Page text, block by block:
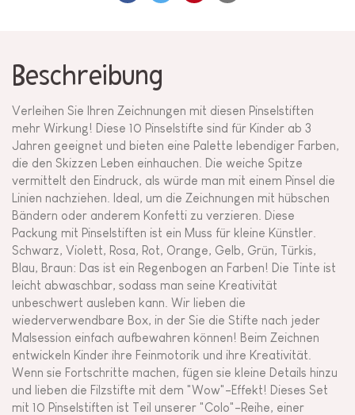
Beschreibung
Verleihen Sie Ihren Zeichnungen mit diesen Pinselstiften
mehr Wirkung! Diese 10 Pinselstifte sind für Kinder ab 3
Jahren geeignet und bieten eine Palette lebendiger Farben,
die den Skizzen Leben einhauchen. Die weiche Spitze
vermittelt den Eindruck, als würde man mit einem Pinsel die
Linien nachziehen. Ideal, um die Zeichnungen mit hübschen
Bändern oder anderem Konfetti zu verzieren. Diese
Packung mit Pinselstiften ist ein Muss für kleine Künstler.
Schwarz, Violett, Rosa, Rot, Orange, Gelb, Grün, Türkis,
Blau, Braun: Das ist ein Regenbogen an Farben! Die Tinte ist
leicht abwaschbar, sodass man seine Kreativität
unbeschwert ausleben kann. Wir lieben die
wiederverwendbare Box, in der Sie die Stifte nach jeder
Malsession einfach aufbewahren können! Beim Zeichnen
entwickeln Kinder ihre Feinmotorik und ihre Kreativität.
Wenn sie Fortschritte machen, fügen sie kleine Details hinzu
und lieben die Filzstifte mit dem "Wow"-Effekt! Dieses Set
mit 10 Pinselstiften ist Teil unserer "Colo"-Reihe, einer